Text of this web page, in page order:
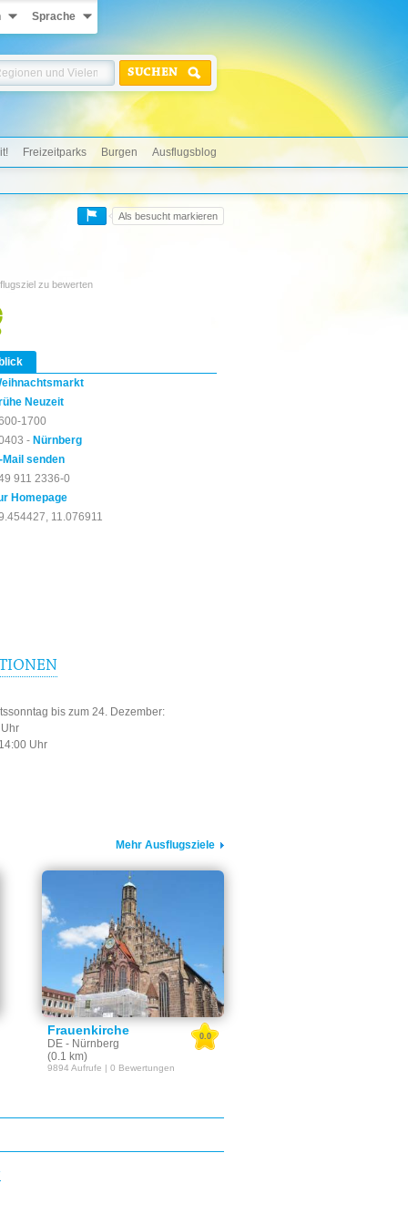
Sprache
SUCHEN
Freizeitparks Burgen Ausflugsblog
Als besucht markieren
zu bewerten
Neuzeit
1700
- Nürnberg
Mail senden
911 2336-0
Homepage
11.076911
bis zum 24. Dezember:
Uhr
Mehr Ausflugsziele
Frauenkirche
DE - Nürnberg
(0.1 km)
0.0
9894 Aufrufe | 0 Bewertungen